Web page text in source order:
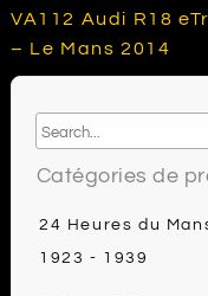
VA112 Audi R18
– Le Mans 2014
Catégories de
24 Heures du
1923 - 1939